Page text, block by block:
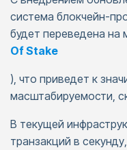
система блокчейн-
будет переведена на
Of Stake
), что приведет к
масштабируемости,
В текущей
транзакций в